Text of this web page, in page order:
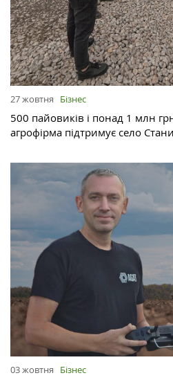
27 жовтня Бізнес
500 пайовиків і понад 1 млн
агрофірма підтримує село
03 жовтня Бізнес